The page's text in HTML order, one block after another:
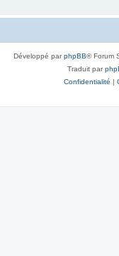
Développé parphpBB® Forum
Traduit par
Confidentialité |